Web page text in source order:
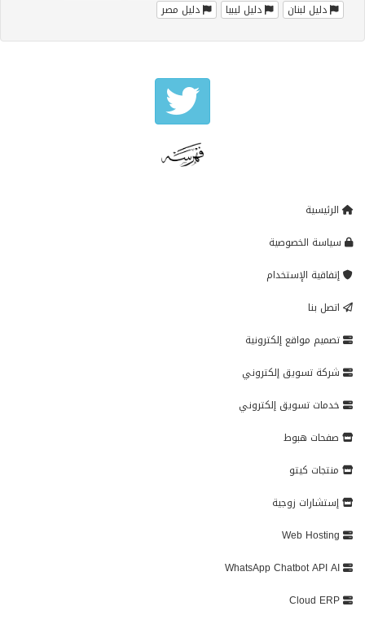
دليل لبنان
دليل ليبيا دليل مصر
الرئيسية
سياسة الخصوصية
إتفاقية الإستخدام
اتصل بنا
تصميم مواقع إلكترونية
شركة تسويق إلكتروني
خدمات تسويق إلكتروني
صفحات هبوط
منتجات كيتو
إستشارات زوجية